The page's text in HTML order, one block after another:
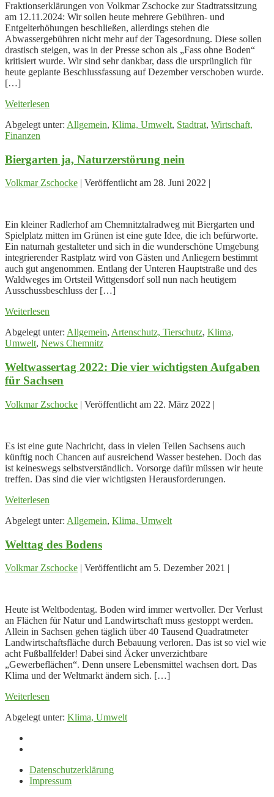
von
42
Prozent
schwer
erklärbar
Fraktionserklärungen von Volkmar Zschocke zur Stadtratssitzung
am 12.11.2024: Wir sollen heute mehrere Gebühren- und
Entgelterhöhungen beschließen, allerdings stehen die
Abwassergebühren nicht mehr auf der Tagesordnung. Diese sollen
drastisch steigen, was in der Presse schon als „Fass ohne Boden“
kritisiert wurde. Wir sind sehr dankbar, dass die ursprünglich für
heute geplante Beschlussfassung auf Dezember verschoben wurde.
[…]
Weiterlesen
von
schwer
erklärbar
Abgelegt unter: Allgemein, Klima, Umwelt, Stadtrat, Wirtschaft,
Finanzen
Biergarten ja, Naturzerstörung nein
Volkmar Zschocke Veröffentlicht am 28. Juni 2022
Naturzerstörung
nein
Ein kleiner Radlerhof am Chemnitztalradweg mit Biergarten und
Spielplatz mitten im Grünen ist eine gute Idee, die ich befürworte.
Ein naturnah gestalteter und sich in die wunderschöne Umgebung
integrierender Rastplatz wird von Gästen und Anliegern bestimmt
auch gut angenommen. Entlang der Unteren Hauptstraße und des
Waldweges im Ortsteil Wittgensdorf soll nun nach heutigem
Ausschussbeschluss der […]
Weiterlesen
Naturzerstörung
nein
Abgelegt unter: Allgemein, Artenschutz, Tierschutz, Klima,
Umwelt, News Chemnitz
Weltwassertag 2022: Die vier wichtigsten Aufgaben
für Sachsen
Volkmar Zschocke | Veröffentlicht am 22. März 2022 |
Die
vier
wichtigsten
Aufgaben
Sachsen
Es ist eine gute Nachricht, dass in vielen Teilen Sachsens auch
künftig noch Chancen auf ausreichend Wasser bestehen. Doch das
ist keineswegs selbstverständlich. Vorsorge dafür müssen wir heute
treffen. Das sind die vier wichtigsten Herausforderungen.
Weiterlesen
Die
wichtigsten
für
Abgelegt unter: Allgemein, Klima, Umwelt
Welttag des Bodens
Volkmar Zschocke | Veröffentlicht am 5. Dezember 2021 |
Bodens
Heute ist Weltbodentag. Boden wird immer wertvoller. Der Verlust
an Flächen für Natur und Landwirtschaft muss gestoppt werden.
Allein in Sachsen gehen täglich über 40 Tausend Quadratmeter
Landwirtschaftsfläche durch Bebauung verloren. Das ist so viel wie
acht Fußballfelder! Dabei sind Äcker unverzichtbare
„Gewerbeflächen“. Denn unsere Lebensmittel wachsen dort. Das
Klima und der Weltmarkt ändern sich. […]
Weiterlesen
Bodens
Abgelegt unter: Klima, Umwelt
Datenschutzerklärung
Impressum